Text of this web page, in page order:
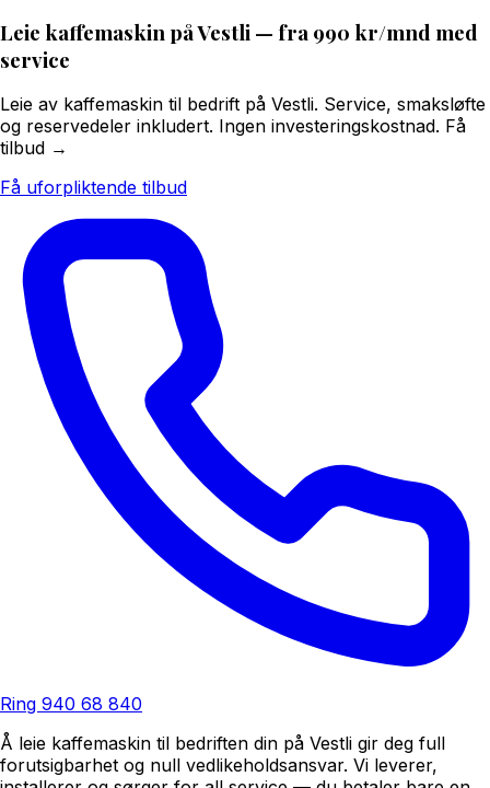
Leie kaffemaskin på Vestli — fra 990 kr/mnd med
service
Leie av kaffemaskin til bedrift på Vestli. Service, smaksløfte
og reservedeler inkludert. Ingen investeringskostnad. Få
tilbud →
Få uforpliktende tilbud
Ring 940 68 840
Å leie kaffemaskin til bedriften din på Vestli gir deg full
forutsigbarhet og null vedlikeholdsansvar. Vi leverer,